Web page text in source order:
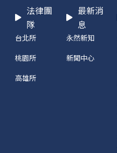
法律團
隊
台北所
桃園所
高雄所
最新消
息
永然新知
新聞中心